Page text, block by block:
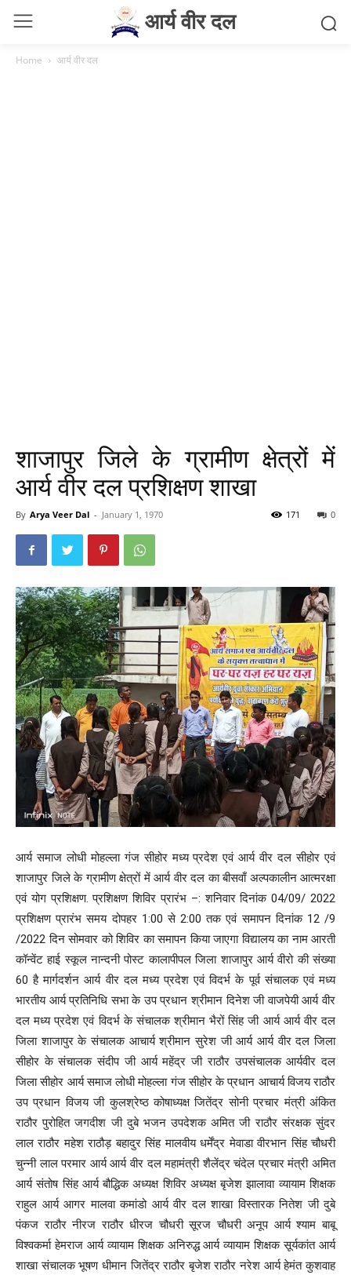
आर्य वीर दल
Home आर्य वीर दल
शाजापुर जिले के ग्रामीण क्षेत्रों में
आर्य वीर दल प्रशिक्षण शाखा
By Arya Veer Dal - January 1, 1970 0
171
आर्य समाज लोधी मोहल्ला गंज सीहोर मध्य प्रदेश एवं आर्य वीर दल सीहोर एवं
शाजापुर जिले के ग्रामीण क्षेत्रों में आर्य वीर दल का बीसवाँ अल्पकालीन आत्मरक्षा
एवं योग प्रशिक्षण. प्रशिक्षण शिविर प्रारंभ –: शनिवार दिनांक 04/09/ 2022
प्रशिक्षण प्रारंभ समय दोपहर 1:00 से 2:00 तक एवं समापन दिनांक 12 /9
/2022 दिन सोमवार को शिविर का समापन किया जाएगा विद्यालय का नाम आरती
कॉन्वेंट हाई स्कूल नान्दनी पोस्ट कालापीपल जिला शाजापुर आर्य वीरो की संख्या
60 है मार्गदर्शन आर्य वीर दल मध्य प्रदेश एवं विदर्भ के पूर्व संचालक एवं मध्य
भारतीय आर्य प्रतिनिधि सभा के उप प्रधान श्रीमान दिनेश जी वाजपेयी आर्य वीर
दल मध्य प्रदेश एवं विदर्भ के संचालक श्रीमान भैरों सिंह जी आर्य आर्य वीर दल
जिला शाजापुर के संचालक आचार्य श्रीमान सुरेश जी आर्य आर्य वीर दल जिला
सीहोर के संचालक संदीप जी आर्य महेंद्र जी राठौर उपसंचालक आर्यवीर दल
जिला सीहोर आर्य समाज लोधी मोहल्ला गंज सीहोर के प्रधान आचार्य विजय राठौर
उप प्रधान विजय जी कुलश्रेष्ठ कोषाध्यक्ष जितेंद्र सोनी प्रचार मंत्री अंकित
राठौर पुरोहित जगदीश जी दुबे भजन उपदेशक अमित जी राठौर संरक्षक सुंदर
लाल राठौर महेश राठौड़ बहादुर सिंह मालवीय धर्मेंद्र मेवाडा वीरभान सिंह चौधरी
चुन्नी लाल परमार आर्य आर्य वीर दल महामंत्री शैलेंद्र चंदेल प्रचार मंत्री अमित
आर्य संतोष सिंह आर्य बौद्धिक अध्यक्ष शिविर अध्यक्ष बृजेश झालावा व्यायाम शिक्षक
राहुल आर्य आगर मालवा कमांडो आर्य वीर दल शाखा विस्तारक नितेश जी दुबे
पंकज राठौर नीरज राठौर धीरज चौधरी सूरज चौधरी अनूप आर्य श्याम बाबू
विश्वकर्मा हेमराज आर्य व्यायाम शिक्षक अनिरुद्ध आर्य व्यायाम शिक्षक सूर्यकांत आर्य
शाखा संचालक भूषण धीमान जितेंद्र राठौर बृजेश राठौर नरेश आर्य हेमंत कुशवाह